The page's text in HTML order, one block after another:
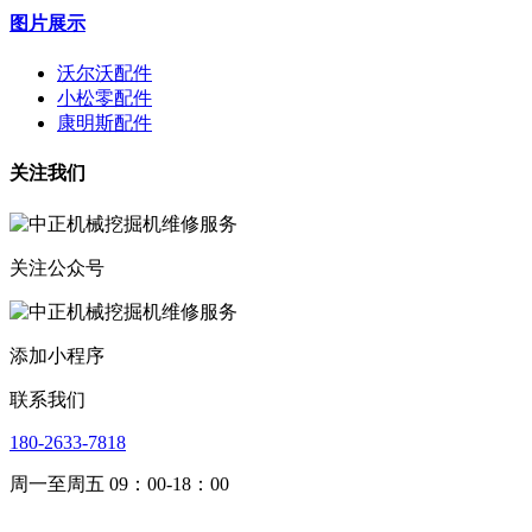
图片展示
沃尔沃配件
小松零配件
康明斯配件
关注我们
关注公众号
添加小程序
联系我们
180-2633-7818
周一至周五 09：00-18：00